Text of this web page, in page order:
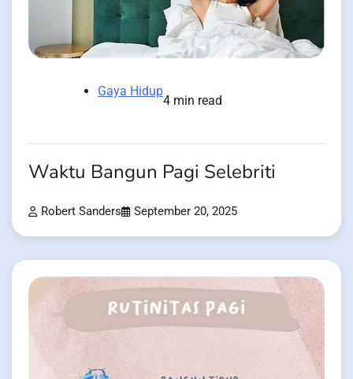
Gaya Hidup
4 min read
Waktu Bangun Pagi Selebriti
Robert Sanders September 20, 2025